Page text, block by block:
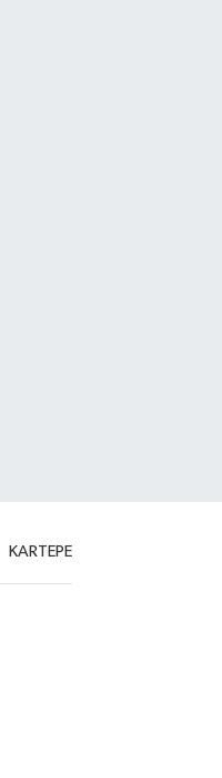
KARTEPE